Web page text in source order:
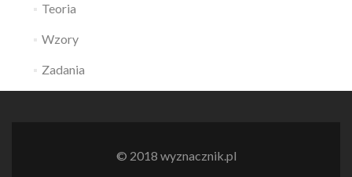
Teoria
Wzory
Zadania
© 2018 wyznacznik.pl